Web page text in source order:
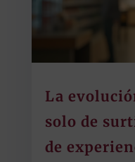
La
solo de
de